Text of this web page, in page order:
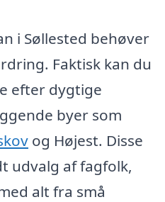
i Søllested behøver
Faktisk kan du
efter dygtige
byer som
og Højest. Disse
udvalg af fagfolk,
alt fra små